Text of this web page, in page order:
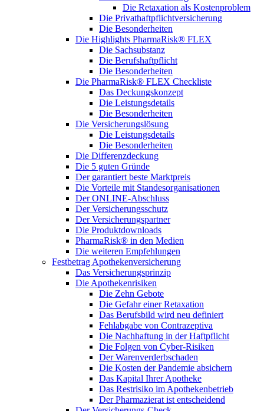
Die Retaxation als Kostenproblem
Die Privathaftpflichtversicherung
Die Besonderheiten
Die Highlights PharmaRisk® FLEX
Die Sachsubstanz
Die Berufshaftpflicht
Die Besonderheiten
Die PharmaRisk® FLEX Checkliste
Das Deckungskonzept
Die Leistungsdetails
Die Besonderheiten
Die Versicherungslösung
Die Leistungsdetails
Die Besonderheiten
Die Differenzdeckung
Die 5 guten Gründe
Der garantiert beste Marktpreis
Die Vorteile mit Standesorganisationen
Der ONLINE-Abschluss
Der Versicherungsschutz
Der Versicherungspartner
Die Produktdownloads
PharmaRisk® in den Medien
Die weiteren Empfehlungen
Festbetrag Apothekenversicherung
Das Versicherungsprinzip
Die Apothekenrisiken
Die Zehn Gebote
Die Gefahr einer Retaxation
Das Berufsbild wird neu definiert
Fehlabgabe von Contrazeptiva
Die Nachhaftung in der Haftpflicht
Die Folgen von Cyber-Risiken
Der Warenverderbschaden
Die Kosten der Pandemie absichern
Das Kapital Ihrer Apotheke
Das Restrisiko im Apothekenbetrieb
Der Pharmazierat ist entscheidend